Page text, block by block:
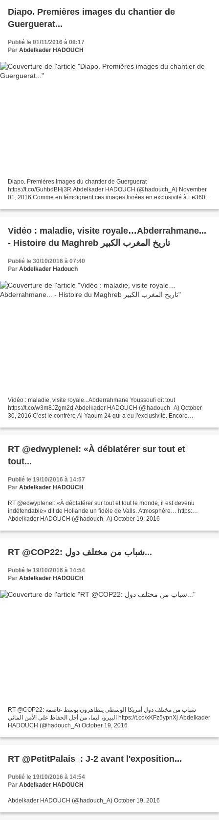
Diapo. Premières images du chantier de
Guerguerat...
Publié le 01/11/2016 à 08:17
Par Abdelkader HADOUCH
Diapo. Premières images du chantier de Guerguerat
https://t.co/GuhbdBHj3R Abdelkader HADOUCH (@hadouch_A) November
01, 2016 Comme en témoignent ces images livrées en exclusivité à Le360,
Vidéo : maladie, visite royale…Abderrahmane...
- Histoire du Maghreb تاريخ المغرب الكبير
Publié le 30/10/2016 à 07:40
Par Abdelkader Hadouch
Vidéo : maladie, visite royale...Abderrahmane Youssoufi dit tout
https://t.co/w3m8JZgm2d Abdelkader HADOUCH (@hadouch_A) October
30, 2016 C'est le confrère Al Yaoum 24 qui a eu l'exclusivité. Encore
RT @edwyplenel: «À déblatérer sur tout et
tout...
Publié le 19/10/2016 à 14:57
Par Abdelkader HADOUCH
RT @edwyplenel: «À déblatérer sur tout et tout le monde, il est devenu
indéfendable» dit de Hollande un fidèle de Valls. Atmosphère… https:…
Abdelkader HADOUCH (@hadouch_A) October 19, 2016
RT @COP22: شباب من مختلف دول...
Publié le 19/10/2016 à 14:54
Par Abdelkader HADOUCH
RT @COP22: شباب من مختلف دول أمريكا الوسطى يتظاهرون بوسط عاصمة
البيرو، ليما، من أجل الحفاظ على الأمن المائي https://t.co/xKFz5ypnXj Abdelkader
HADOUCH (@hadouch_A) October 19, 2016
RT @PetitPalais_: J-2 avant l'exposition...
Publié le 19/10/2016 à 14:54
Par Abdelkader HADOUCH
Abdelkader HADOUCH (@hadouch_A) October 19, 2016